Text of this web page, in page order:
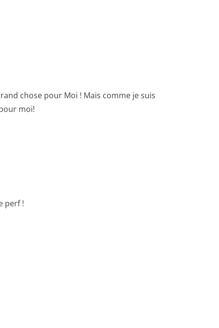
chose pour Moi ! Mais comme je suis
moi!
perf !